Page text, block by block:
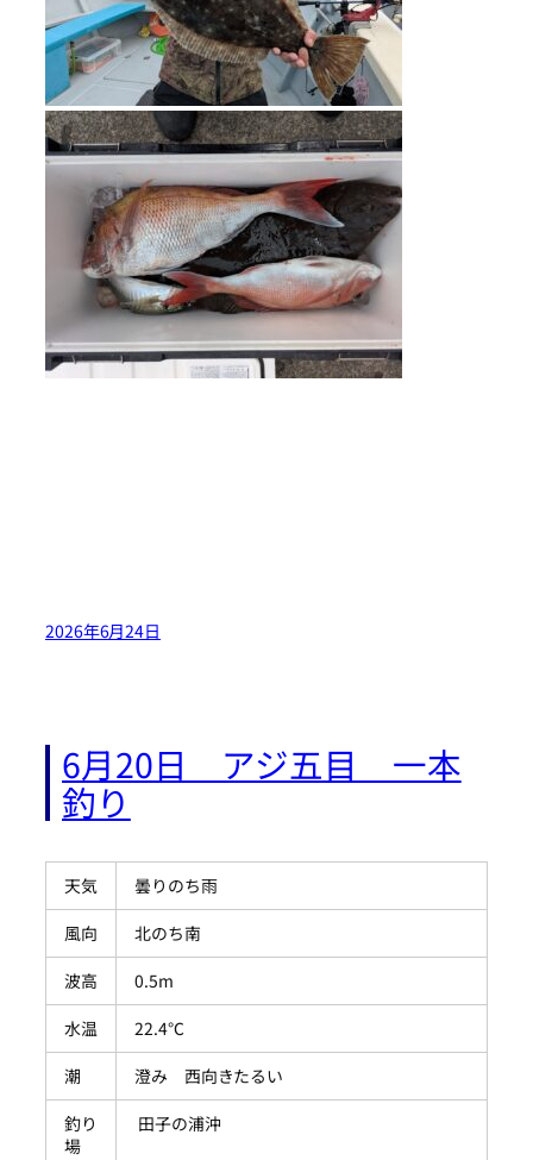
2026年6月24日
6月20日 アジ五目 一本
釣り
天気
曇りのち雨
風向
北のち南
波高
0.5m
水温
22.4℃
潮
澄み 西向きたるい
釣り
場
田子の浦沖